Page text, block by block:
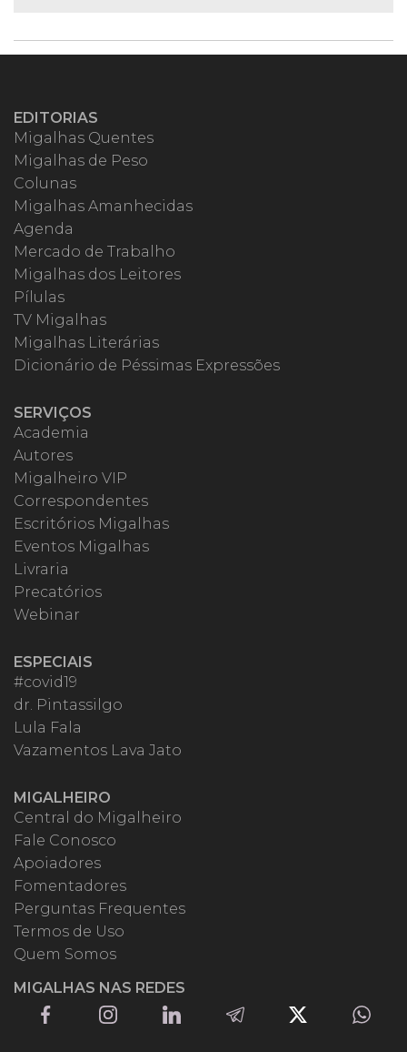
EDITORIAS
Migalhas Quentes
Migalhas de Peso
Colunas
Migalhas Amanhecidas
Agenda
Mercado de Trabalho
Migalhas dos Leitores
Pílulas
TV Migalhas
Migalhas Literárias
Dicionário de Péssimas Expressões
SERVIÇOS
Academia
Autores
Migalheiro VIP
Correspondentes
Escritórios Migalhas
Eventos Migalhas
Livraria
Precatórios
Webinar
ESPECIAIS
#covid19
dr. Pintassilgo
Lula Fala
Vazamentos Lava Jato
MIGALHEIRO
Central do Migalheiro
Fale Conosco
Apoiadores
Fomentadores
Perguntas Frequentes
Termos de Uso
Quem Somos
MIGALHAS NAS REDES